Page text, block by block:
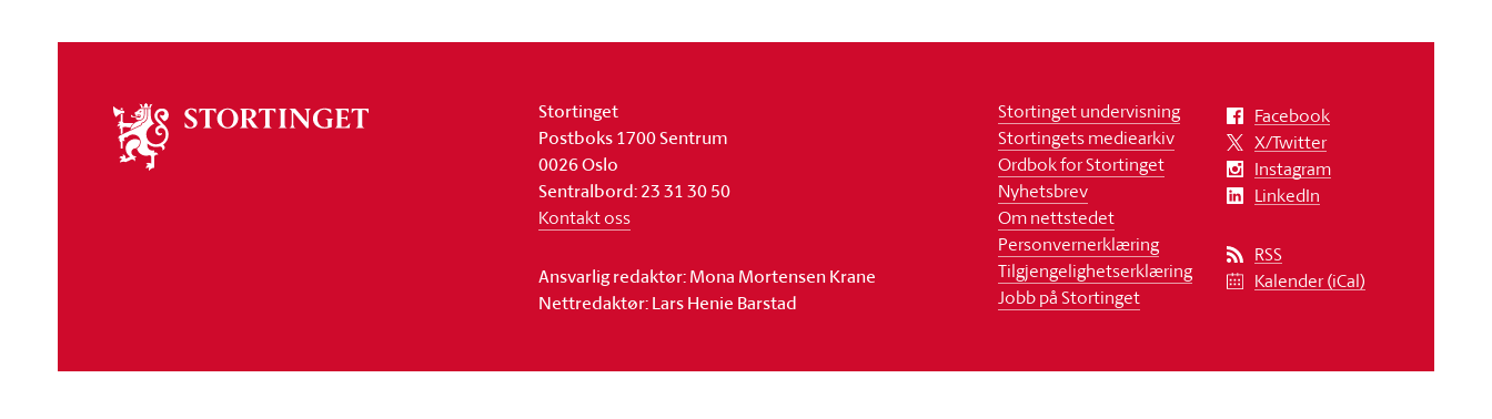
stortinget
Stortinget
Postboks 1700 Sentrum
0026 Oslo
Sentralbord: 23 31 30 50
Kontakt oss
Ansvarlig redaktør: Mona Mortensen Krane
Nettredaktør: Lars Henie Barstad
Stortinget undervisning
Stortingets mediearkiv
Ordbok for Stortinget
Nyhetsbrev
Om nettstedet
Personvernerklæring
Tilgjengelighetserklæring
Jobb på Stortinget
Facebook
X/Twitter
Instagram
LinkedIn
RSS
Kalender (iCal)